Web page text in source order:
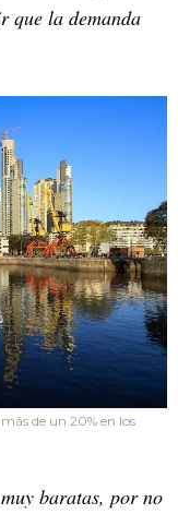
que la demanda
de un 20% en los
baratas, por no